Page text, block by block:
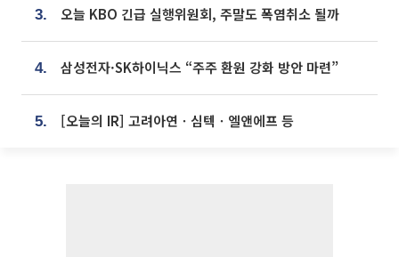
3. 오늘 KBO 긴급 실행위원회, 주말도 폭염취소 될까
4. 삼성전자·SK하이닉스 “주주 환원 강화 방안 마련”
5. [오늘의 IR] 고려아연ㆍ심텍ㆍ엘앤에프 등